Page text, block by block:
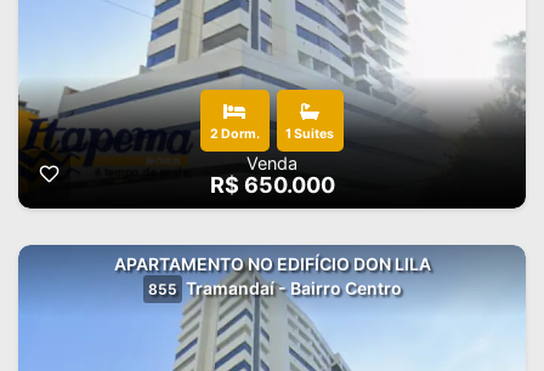
2 Dorm. 1 Suites
Venda
R$ 650.000
APARTAMENTO NO EDIFÍCIO DON LILA
855 Tramandaí - Bairro Centro